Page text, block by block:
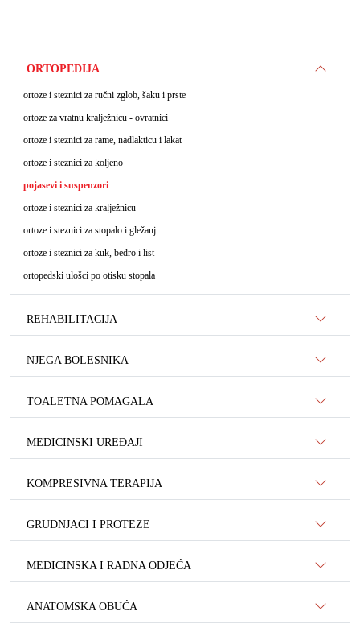
ORTOPEDIJA
ortoze i steznici za ručni zglob, šaku i prste
ortoze za vratnu kralježnicu - ovratnici
ortoze i steznici za rame, nadlakticu i lakat
ortoze i steznici za koljeno
pojasevi i suspenzori
ortoze i steznici za kralježnicu
ortoze i steznici za stopalo i gležanj
ortoze i steznici za kuk, bedro i list
ortopedski ulošci po otisku stopala
REHABILITACIJA
NJEGA BOLESNIKA
TOALETNA POMAGALA
MEDICINSKI UREĐAJI
KOMPRESIVNA TERAPIJA
GRUDNJACI I PROTEZE
MEDICINSKA I RADNA ODJEĆA
ANATOMSKA OBUĆA